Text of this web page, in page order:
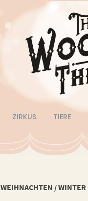
ZIRKUS TIERE
WEIHNACHTEN / WINTER